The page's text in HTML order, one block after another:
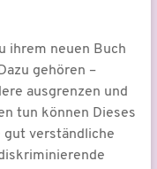
ihrem neuen Buch
gehören –
ausgrenzen und
tun können Dieses
gut verständliche